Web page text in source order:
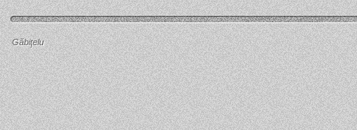
Găbiţelu